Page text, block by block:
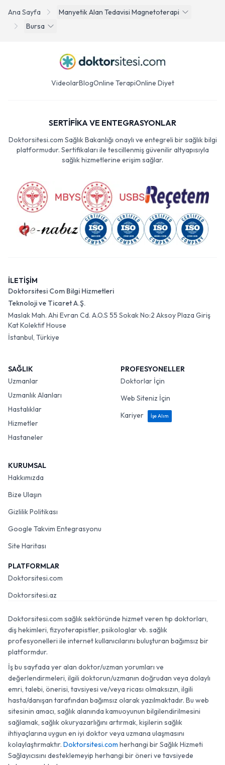
Ana Sayfa
Manyetik Alan Tedavisi Magnetoterapi
Bursa
VideolarBlogOnline TerapiOnline Diyet
SERTİFİKA VE ENTEGRASYONLAR
Doktorsitesi.com Sağlık Bakanlığı onaylı ve entegreli bir sağlık bilgi
platformudur. Sertifikaları ile tescillenmiş güvenilir altyapısıyla
sağlık hizmetlerine erişim sağlar.
İLETİŞİM
Doktorsitesi Com Bilgi Hizmetleri
Teknoloji ve Ticaret A.Ş.
Maslak Mah. Ahi Evran Cd. A.O.S 55 Sokak No:2 Aksoy Plaza Giriş
Kat Kolektif House
İstanbul, Türkiye
SAĞLIK
Uzmanlar
Uzmanlık Alanları
Hastalıklar
Hizmetler
Hastaneler
PROFESYONELLER
Doktorlar İçin
Web Siteniz İçin
Kariyer
İşe Alım
KURUMSAL
Hakkımızda
Bize Ulaşın
Gizlilik Politikası
Google Takvim Entegrasyonu
Site Haritası
PLATFORMLAR
Doktorsitesi.com
Doktorsitesi.az
Doktorsitesi.com sağlık sektöründe hizmet veren tıp doktorları,
diş hekimleri, fizyoterapistler, psikologlar vb. sağlık
profesyonelleri ile internet kullanıcılarını buluşturan bağımsız bir
platformdur.
İş bu sayfada yer alan doktor/uzman yorumları ve
değerlendirmeleri, ilgili doktorun/uzmanın doğrudan veya dolaylı
emri, talebi, önerisi, tavsiyesi ve/veya ricası olmaksızın, ilgili
hasta/danışan tarafından bağımsız olarak yazılmaktadır. Bu web
sitesinin amacı, sağlık alanında kamuoyunun bilgilendirilmesini
sağlamak, sağlık okuryazarlığını artırmak, kişilerin sağlık
ihtiyaçlarına uygun en iyi doktor veya uzmana ulaşmasını
kolaylaştırmaktır. Doktorsitesi.com herhangi bir Sağlık Hizmeti
Sağlayıcısını desteklemeyip herhangi bir öneri ve tavsiyede